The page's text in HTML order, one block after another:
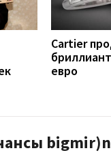
Cartier
евро